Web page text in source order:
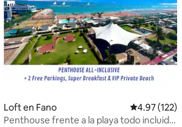
4.88 de 5; 74 evaluaciones
Loft en Fano Calificación
4.97 (122)
Penthouse frente a la playa todo incluido